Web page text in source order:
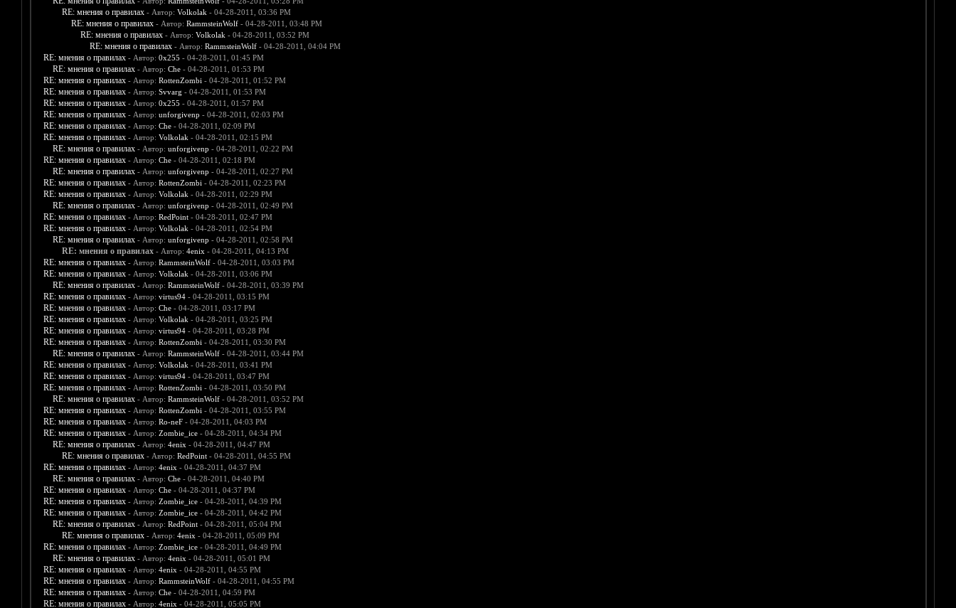
RE: мнения о правилах - Автор: Volkolak - 04-28-2011, 03:36 PM
RE: мнения о правилах - Автор: RammsteinWolf- 04-28-2011, 03:48 PM
RE: мнения о правилах - Автор: Volkolak - 04-28-2011, 03:52 PM
RE: мнения о правилах - Автор: RammsteinWolf- 04-28-2011, 04:04 PM
RE: мнения о правилах - Автор: 0х255 - 04-28-2011, 01:45 PM
RE: мнения о правилах - Автор: Che- 04-28-2011, 01:53 PM
RE: мнения о правилах - Автор: RottenZombi - 04-28-2011, 01:52 PM
RE: мнения о правилах - Автор: Svvarg - 04-28-2011, 01:53 PM
RE: мнения о правилах - Автор: 0х255 - 04-28-2011, 01:57 PM
RE: мнения о правилах - Автор: unforgivenp - 04-28-2011, 02:03 PM
RE: мнения о правилах - Автор: Che- 04-28-2011, 02:09 PM
RE: мнения о правилах - Автор: Volkolak - 04-28-2011, 02:15 PM
RE: мнения о правилах - Автор: unforgivenp - 04-28-2011, 02:22 PM
RE: мнения о правилах - Автор: Che- 04-28-2011, 02:18 PM
RE: мнения о правилах - Автор: unforgivenp - 04-28-2011, 02:27 PM
RE: мнения о правилах - Автор: RottenZombi - 04-28-2011, 02:23 PM
RE: мнения о правилах - Автор: Volkolak - 04-28-2011, 02:29 PM
RE: мнения о правилах - Автор: unforgivenp - 04-28-2011, 02:49 PM
RE: мнения о правилах - Автор: RedPoint- 04-28-2011, 02:47 PM
RE: мнения о правилах - Автор: Volkolak - 04-28-2011, 02:54 PM
RE: мнения о правилах - Автор: unforgivenp - 04-28-2011, 02:58 PM
RE: мнения о правилах - Автор: 4enix - 04-28-2011, 04:13 PM
RE: мнения о правилах - Автор: RammsteinWolf- 04-28-2011, 03:03 PM
RE: мнения о правилах - Автор: Volkolak - 04-28-2011, 03:06 PM
RE: мнения о правилах - Автор: RammsteinWolf- 04-28-2011, 03:39 PM
RE: мнения о правилах - Автор: virtus94- 04-28-2011, 03:15 PM
RE: мнения о правилах - Автор: Che- 04-28-2011, 03:17 PM
RE: мнения о правилах - Автор: Volkolak - 04-28-2011, 03:25 PM
RE: мнения о правилах - Автор: virtus94- 04-28-2011, 03:28 PM
RE: мнения о правилах - Автор: RottenZombi - 04-28-2011, 03:30 PM
RE: мнения о правилах - Автор: RammsteinWolf- 04-28-2011, 03:44 PM
RE: мнения о правилах - Автор: Volkolak - 04-28-2011, 03:41 PM
RE: мнения о правилах - Автор: virtus94- 04-28-2011, 03:47 PM
RE: мнения о правилах - Автор: RottenZombi - 04-28-2011, 03:50 PM
RE: мнения о правилах - Автор: RammsteinWolf- 04-28-2011, 03:52 PM
RE: мнения о правилах - Автор: RottenZombi - 04-28-2011, 03:55 PM
RE: мнения о правилах - Автор: Ro-neF- 04-28-2011, 04:03 PM
RE: мнения о правилах - Автор: Zombie_ice- 04-28-2011, 04:34 PM
RE: мнения о правилах - Автор: 4enix - 04-28-2011, 04:47 PM
RE: мнения о правилах - Автор: RedPoint- 04-28-2011, 04:55 PM
RE: мнения о правилах - Автор: 4enix - 04-28-2011, 04:37 PM
RE: мнения о правилах - Автор: Che- 04-28-2011, 04:40 PM
RE: мнения о правилах - Автор: Che- 04-28-2011, 04:37 PM
RE: мнения о правилах - Автор: Zombie_ice- 04-28-2011, 04:39 PM
RE: мнения о правилах - Автор: Zombie_ice- 04-28-2011, 04:42 PM
RE: мнения о правилах - Автор: RedPoint- 04-28-2011, 05:04 PM
RE: мнения о правилах - Автор: 4enix - 04-28-2011, 05:09 PM
RE: мнения о правилах - Автор: Zombie_ice- 04-28-2011, 04:49 PM
RE: мнения о правилах - Автор: 4enix - 04-28-2011, 05:01 PM
RE: мнения о правилах - Автор: 4enix - 04-28-2011, 04:55 PM
RE: мнения о правилах - Автор: RammsteinWolf- 04-28-2011, 04:55 PM
RE: мнения о правилах - Автор: Che- 04-28-2011, 04:59 PM
RE: мнения о правилах - Автор: 4enix - 04-28-2011, 05:05 PM